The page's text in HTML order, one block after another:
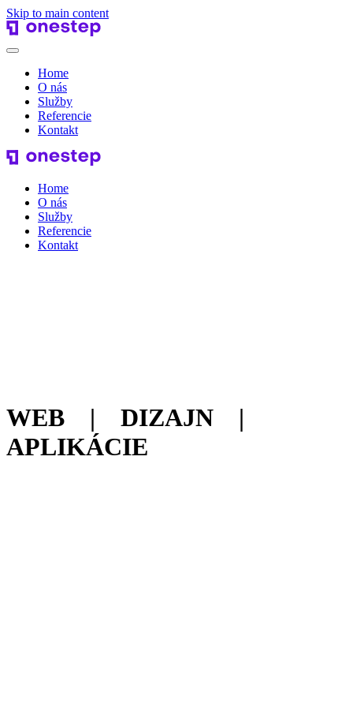
Skip to main content
Home
O nás
Služby
Referencie
Kontakt
Home
O nás
Služby
Referencie
Kontakt
WEB | DIZAJN |
APLIKÁCIE